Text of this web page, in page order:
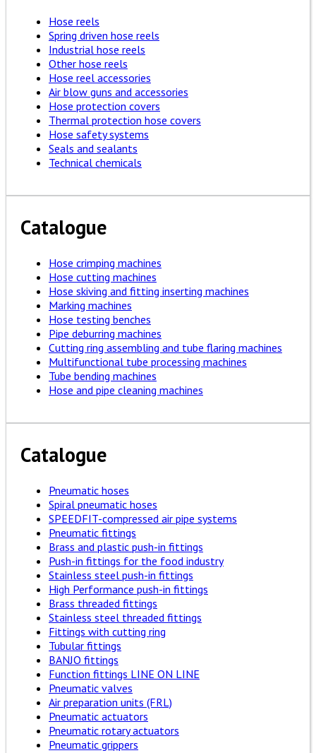
Hose reels
Spring driven hose reels
Industrial hose reels
Other hose reels
Hose reel accessories
Air blow guns and accessories
Hose protection covers
Thermal protection hose covers
Hose safety systems
Seals and sealants
Technical chemicals
Catalogue
Hose crimping machines
Hose cutting machines
Hose skiving and fitting inserting machines
Marking machines
Hose testing benches
Pipe deburring machines
Cutting ring assembling and tube flaring machines
Multifunctional tube processing machines
Tube bending machines
Hose and pipe cleaning machines
Catalogue
Pneumatic hoses
Spiral pneumatic hoses
SPEEDFIT-compressed air pipe systems
Pneumatic fittings
Brass and plastic push-in fittings
Push-in fittings for the food industry
Stainless steel push-in fittings
High Performance push-in fittings
Brass threaded fittings
Stainless steel threaded fittings
Fittings with cutting ring
Tubular fittings
BANJO fittings
Function fittings LINE ON LINE
Pneumatic valves
Air preparation units (FRL)
Pneumatic actuators
Pneumatic rotary actuators
Pneumatic grippers